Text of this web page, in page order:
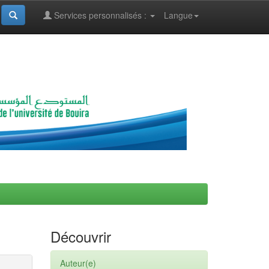
Langue
Services personnalisés :
Découvrir
Auteur(e)